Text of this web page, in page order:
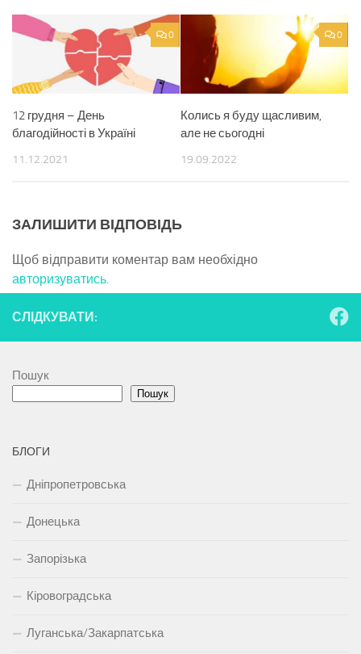
0
12 грудня – День
благодійності в Україні
11.12.2021
0
Колись я буду щасливим,
але не сьогодні
19.09.2022
ЗАЛИШИТИ ВІДПОВІДЬ
Щоб відправити коментар вам необхідно
авторизуватись.
СЛІДКУВАТИ:
Пошук
Пошук
БЛОГИ
Дніпропетровська
Донецька
Запорізька
Кіровоградська
Луганська/Закарпатська